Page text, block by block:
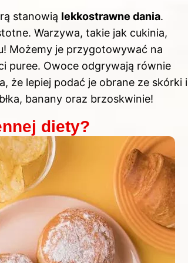
stanowią lekkostrawne dania.
Warzywa, takie jak cukinia,
Możemy je przygotowywać na
puree. Owoce odgrywają równie
że lepiej podać je obrane ze skórki i
banany oraz brzoskwinie!
diety?